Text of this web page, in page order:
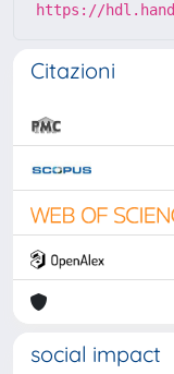
https://
Citazioni
social impact